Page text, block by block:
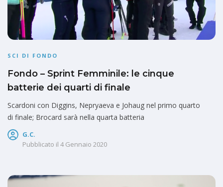
SCI DI FONDO
Fondo – Sprint Femminile: le cinque
batterie dei quarti di finale
Scardoni con Diggins, Nepryaeva e Johaug nel primo quarto
di finale; Brocard sarà nella quarta batteria
G.C.
Pubblicato il 4 Gennaio 2020